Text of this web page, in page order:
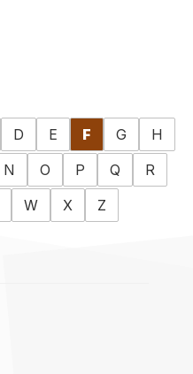
D E F G
H
N O P Q
R
W X Z